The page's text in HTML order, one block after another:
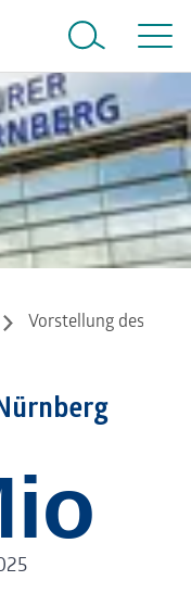
Vorstellung des